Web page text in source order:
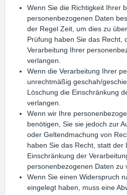
Wenn Sie die Richtigkeit Ihrer
personenbezogenen Daten
der Regel Zeit, um dies zu
Prüfung haben Sie das Recht,
Verarbeitung Ihrer
verlangen.
Wenn die Verarbeitung Ihrer
unrechtmäßig geschah/
Löschung die Einschränkung
verlangen.
Wenn wir Ihre
benötigen, Sie sie jedoch zur
oder Geltendmachung von
haben Sie das Recht, statt der
Einschränkung der
personenbezogenen Daten zu
Wenn Sie einen Widerspruch
eingelegt haben, muss eine